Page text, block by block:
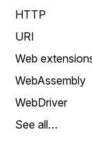
HTTP
URI
Web
WebAssembly
WebDriver
See all…